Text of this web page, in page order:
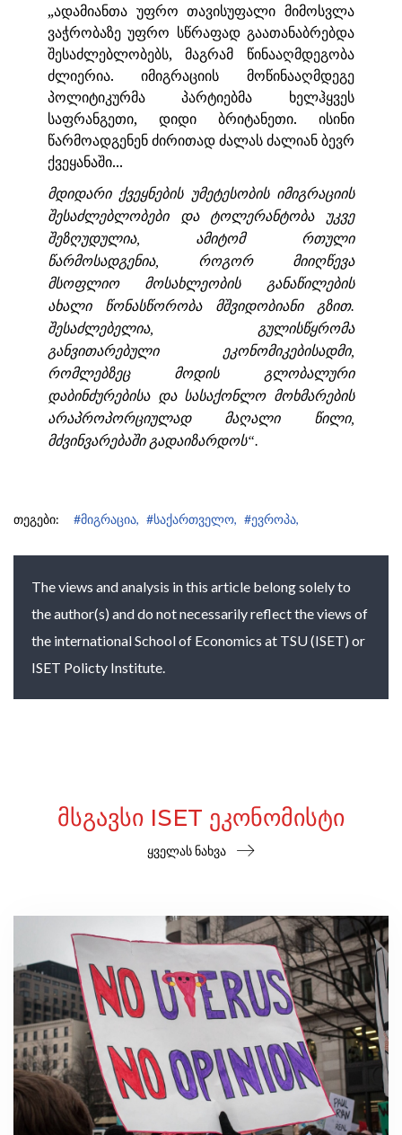
„ადამიანთა უფრო თავისუფალი მიმოსვლა
ვაჭრობაზე უფრო სწრაფად გაათანაბრებდა
შესაძლებლობებს, მაგრამ წინააღმდეგობა
ძლიერია. იმიგრაციის მოწინააღმდეგე
პოლიტიკურმა პარტიებმა ხელჰყვეს
საფრანგეთი, დიდი ბრიტანეთი. ისინი
წარმოადგენენ ძირითად ძალას ძალიან ბევრ
ქვეყანაში...
მდიდარი ქვეყნების უმეტესობის იმიგრაციის
შესაძლებლობები და ტოლერანტობა უკვე
შეზღუდულია, ამიტომ რთული
წარმოსადგენია, როგორ მიიღწევა
მსოფლიო მოსახლეობის განაწილების
ახალი წონასწორობა მშვიდობიანი გზით.
შესაძლებელია, გულისწყრომა
განვითარებული ეკონომიკებისადმი,
რომლებზეც მოდის გლობალური
დაბინძურებისა და სასაქონლო მოხმარების
არაპროპორციულად მაღალი წილი,
მძვინვარებაში გადაიზარდოს“.
თეგები: #მიგრაცია, #საქართველო, #ევროპა,
The views and analysis in this article belong solely to
the author(s) and do not necessarily reflect the views of
the international School of Economics at TSU (ISET) or
ISET Policty Institute.
ᲛᲡᲒᲐᲕᲡᲘ ISET ᲔᲙᲝᲜᲝᲛᲘᲡᲢᲘ
ყველას ნახვა